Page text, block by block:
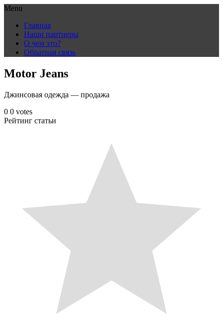
Menu
content
Главная
Наши партнеры
О чем это?
Обратная связь
Motor Jeans
Джинсовая одежда — продажа
0 0 votes
Рейтинг статьи